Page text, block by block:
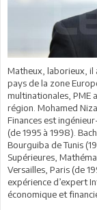
Matheux, laborieux, il
pays de la zone
multinationales, PME
région. Mohamed
Finances est
(de 1995 à 1998).
Bourguiba de Tunis
Supérieures,
Versailles, Paris (de
expérience d’expert
économique et